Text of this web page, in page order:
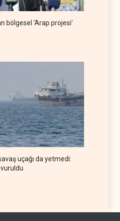
neden çöktü?
bölgesel 'Arap projesi'
uçağı da yetmedi: